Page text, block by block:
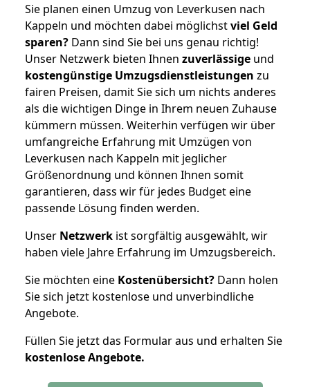
Sie planen einen Umzug von Leverkusen nach
Kappeln und möchten dabei möglichstviel Geld
sparen? Dann sind Sie bei uns genau richtig!
Unser Netzwerk bieten Ihnen zuverlässige und
kostengünstige Umzugsdienstleistungen zu
fairen Preisen, damit Sie sich um nichts anderes
als die wichtigen Dinge in Ihrem neuen Zuhause
kümmern müssen. Weiterhin verfügen wir über
umfangreiche Erfahrung mit Umzügen von
Leverkusen nach Kappeln mit jeglicher
Größenordnung und können Ihnen somit
garantieren, dass wir für jedes Budget eine
passende Lösung finden werden.
Unser Netzwerk ist sorgfältig ausgewählt, wir
haben viele Jahre Erfahrung im Umzugsbereich.
Sie möchten eine Kostenübersicht? Dann holen
Sie sich jetzt kostenlose und unverbindliche
Angebote.
Füllen Sie jetzt das Formular aus und erhalten Sie
kostenloseAngebote.